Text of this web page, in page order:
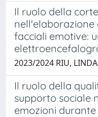
Il ruolo della
nell'elaborazione
facciali emotive:
2023/2024 RIU, LINDA
Il ruolo della
supporto sociale
emozioni